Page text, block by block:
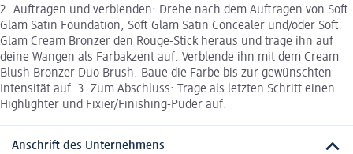
2. Auftragen und verblenden: Drehe nach dem Auftragen von Soft
Glam Satin Foundation, Soft Glam Satin Concealer und/oder Soft
Glam Cream Bronzer den Rouge-Stick heraus und trage ihn auf
deine Wangen als Farbakzent auf. Verblende ihn mit dem Cream
Blush Bronzer Duo Brush. Baue die Farbe bis zur gewünschten
Intensität auf. 3. Zum Abschluss: Trage als letzten Schritt einen
Highlighter und Fixier/Finishing-Puder auf.
Anschrift des Unternehmens